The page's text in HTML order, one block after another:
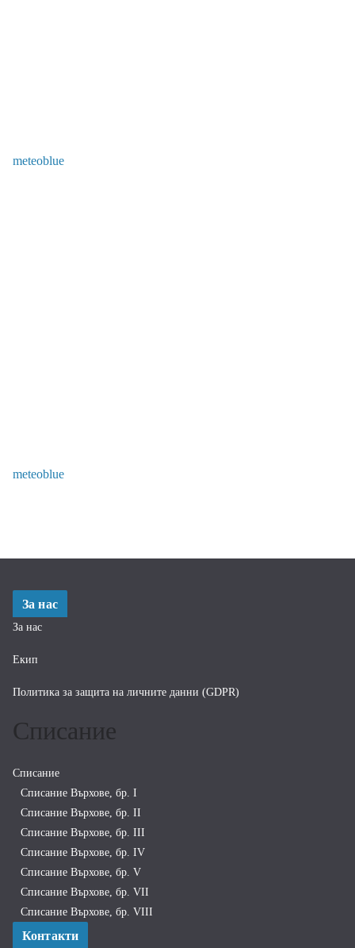
meteoblue
meteoblue
За нас
За нас
Екип
Политика за защита на личните данни (GDPR)
Списание
Списание
Списание Върхове, бр. I
Списание Върхове, бр. II
Списание Върхове, бр. III
Списание Върхове, бр. IV
Списание Върхове, бр. V
Списание Върхове, бр. VII
Списание Върхове, бр. VIII
Контакти